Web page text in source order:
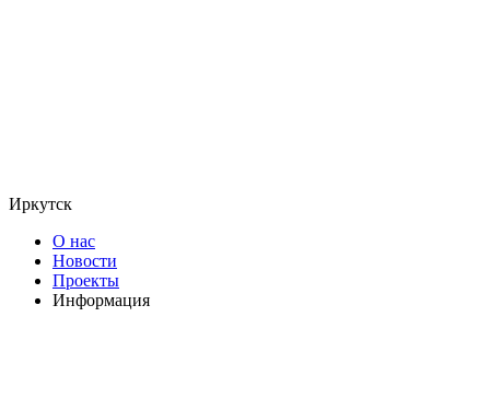
Иркутск
О нас
Новости
Проекты
Информация